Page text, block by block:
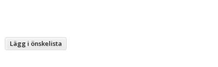
Lägg i önskelista